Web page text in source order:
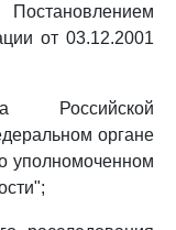
от 03.12.2001
Российской
органе
уполномоченном